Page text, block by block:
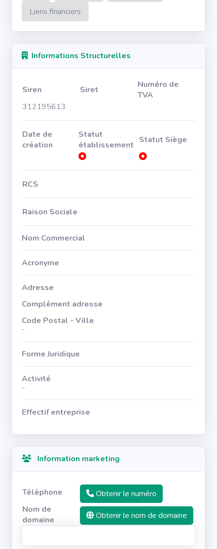
Liens financiers
Informations Structurelles
Siren Siret
Numéro de
TVA
312195613
Date de
création
Statut
établissement Statut Siège
RCS
Raison Sociale
Nom Commercial
Acronyme
Adresse
Complément adresse
Code Postal - Ville
-
Forme Juridique
Activité
-
Effectif entreprise
Information marketing
Téléphone
Obtenir le numéro
Nom de
domaine
Obtenir le nom de domaine